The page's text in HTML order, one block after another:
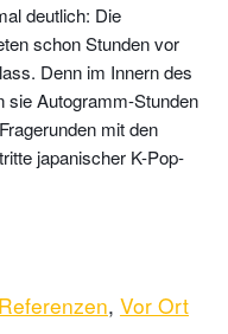
deutlich: Die
schon Stunden vor
Denn im Innern des
sie Autogramm-Stunden
mit den
japanischer K-Pop-
Referenzen, Vor Ort